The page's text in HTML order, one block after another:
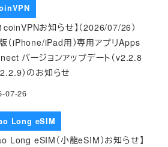
1coinVPNお知らせ】（2026/07/26）
（iPhone/iPad用）専用アプリApps
バージョンアップデート（v2.2.8
）のお知らせ
07-26
Long eSIM
Long eSIM（小龍eSIM）お知らせ】